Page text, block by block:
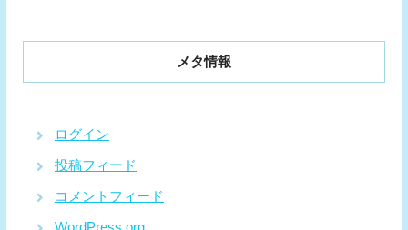
メタ情報
ログイン
投稿フィード
コメントフィード
WordPress.org